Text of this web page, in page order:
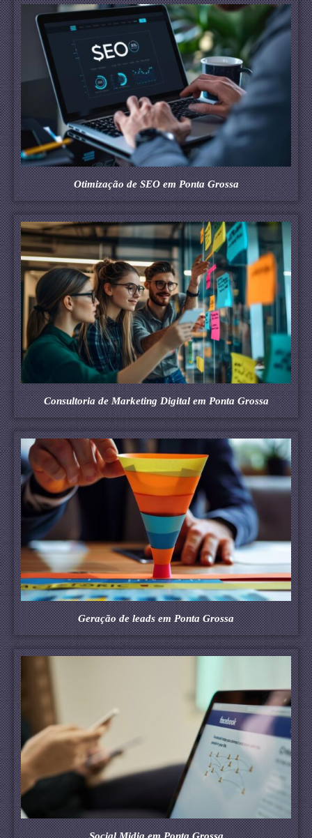
Otimização de SEO em Ponta Grossa
Consultoria de Marketing Digital em Ponta Grossa
Geração de leads em Ponta Grossa